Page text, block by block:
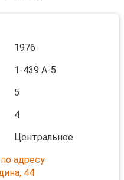
1976
1-439 А-5
5
4
Центральное
адресу
44